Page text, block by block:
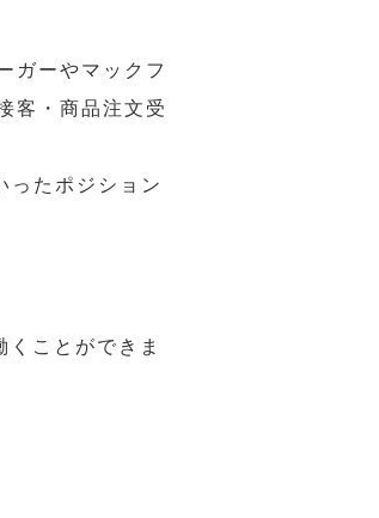
ガーやマックフ
客・商品注文受
ったポジション
ことができま